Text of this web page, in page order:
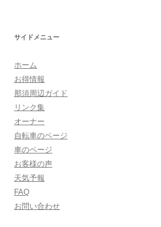
サイドメニュー
ホーム
お得情報
那須周辺ガイド
リンク集
オーナー
自転車のページ
車のページ
お客様の声
天気予報
FAQ
お問い合わせ